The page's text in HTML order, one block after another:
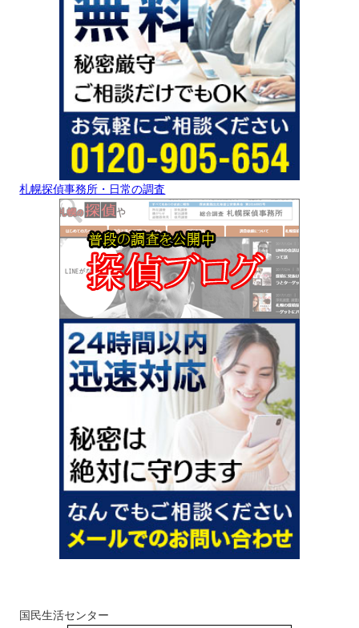
札幌探偵事務所・日常の調査
国民生活センター